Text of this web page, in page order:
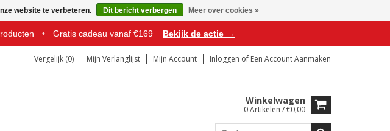
• Gratis cadeau vanaf €169 Bekijk de actie →
Vergelijk (0) Mijn Verlanglijst Mijn Account Inloggen of Een Account Aanmaken
Winkelwagen
0 Artikelen / €0,00
website te verbeteren. Dit bericht verbergen Meer over cookies »